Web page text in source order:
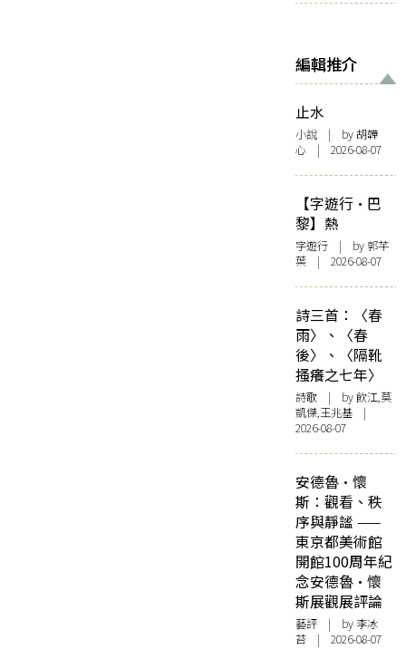
編輯推介
止水
小說 | by 胡韡
心 | 2026-08-07
【字遊行·巴
黎】熱
字遊行 | by 郭芊
葉 | 2026-08-07
詩三首：〈春
雨〉、〈春
後〉、〈隔靴
搔癢之七年〉
詩歌 | by 飲江,莫
凱傑,王兆基 |
2026-08-07
安德魯·懷
斯：觀看、秩
序與靜謐 ——
東京都美術館
開館100周年紀
念安德魯·懷
斯展觀展評論
藝評 | by 李冰
苔 | 2026-08-07